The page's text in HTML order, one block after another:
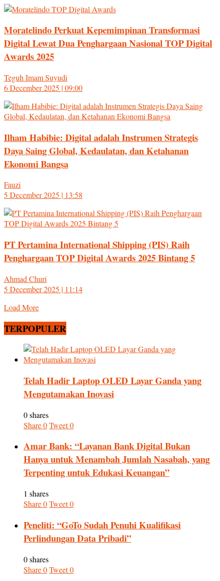
Moratelindo Perkuat Kepemimpinan Transformasi
Digital Lewat Dua Penghargaan Nasional TOP Digital
Awards 2025
Teguh Imam Suyudi
6 December 2025 | 09:00
Ilham Habibie: Digital adalah Instrumen Strategis
Daya Saing Global, Kedaulatan, dan Ketahanan
Ekonomi Bangsa
Fauzi
5 December 2025 | 13:58
PT Pertamina International Shipping (PIS) Raih
Penghargaan TOP Digital Awards 2025 Bintang 5
Ahmad Churi
5 December 2025 | 11:14
Load More
TERPOPULER
Telah Hadir Laptop OLED Layar Ganda yang
Mengutamakan Inovasi
0 shares
Share0Tweet0
Amar Bank: “Layanan Bank Digital Bukan
Hanya untuk Menambah Jumlah Nasabah, yang
Terpenting untuk Edukasi Keuangan”
1 shares
Share0Tweet0
Peneliti: “GoTo Sudah Penuhi Kualifikasi
Perlindungan Data Pribadi”
0 shares
Share0Tweet0